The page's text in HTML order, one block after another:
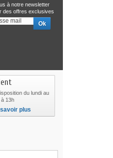
à notre newsletter
des offres exclusives
du lundi au
13h
plus